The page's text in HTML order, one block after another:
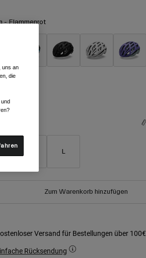
-Flammenrot
L
Zum Warenkorb hinzufügen
Versand für Bestellungen über 100€
Rücksendung
uns an
die